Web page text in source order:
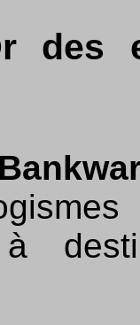
des
à